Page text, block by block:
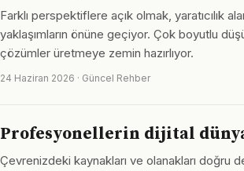
Farklı perspektiflere açık olmak, yaratıcılık
yaklaşımların önüne geçiyor. Çok boyutlu
çözümler üretmeye zemin hazırlıyor.
24 Haziran 2026 · Güncel Rehber
Profesyonellerin dijital
Çevrenizdeki kaynakları ve olanakları doğru